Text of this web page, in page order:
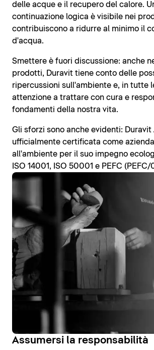
delle acque e il recupero del calore.
continuazione logica è visibile nei
contribuiscono a ridurre al minimo il
d'acqua.
Smettere è fuori discussione: anche
prodotti, Duravit tiene conto delle
ripercussioni sull'ambiente e, in tutte
attenzione a trattare con cura e
fondamenti della nostra vita.
Gli sforzi sono anche evidenti: Duravit
ufficialmente certificata come
all'ambiente per il suo impegno
ISO 14001, ISO 50001 e PEFC
Assumersi la responsabilità